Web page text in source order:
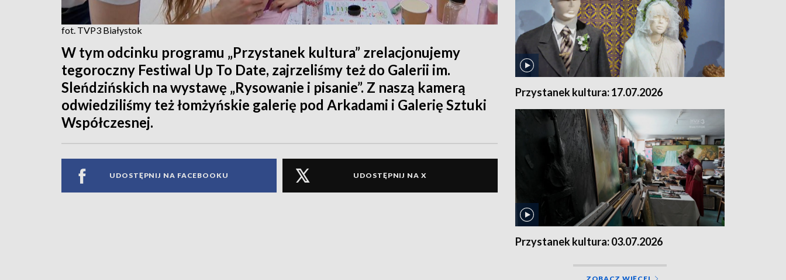
fot. TVP3 Białystok
W tym odcinku programu „Przystanek kultura” zrelacjonujemy
tegoroczny Festiwal Up To Date, zajrzeliśmy też do Galerii im.
Sleńdzińskich na wystawę „Rysowanie i pisanie”. Z naszą kamerą
odwiedziliśmy też łomżyńskie galerię pod Arkadami i Galerię Sztuki
Współczesnej.
UDOSTĘPNIJ NA FACEBOOKU UDOSTĘPNIJ NA X
Przystanek kultura: 17.07.2026
Przystanek kultura: 03.07.2026